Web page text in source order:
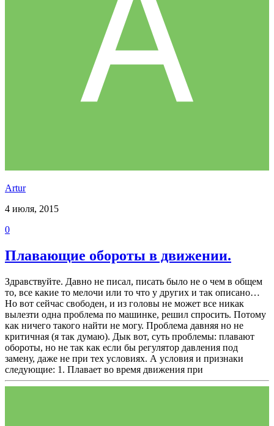
Аrtur
4 июля, 2015
0
Плавающие обороты в движении.
Здравствуйте. Давно не писал, писать было не о чем в общем
то, все какие то мелочи или то что у других и так описано…
Но вот сейчас свободен, и из головы не может все никак
вылезти одна проблема по машинке, решил спросить. Потому
как ничего такого найти не могу. Проблема давняя но не
критичная (я так думаю). Дык вот, суть проблемы: плавают
обороты, но не так как если бы регулятор давления под
замену, даже не при тех условиях. А условия и признаки
следующие: 1. Плавает во время движения при